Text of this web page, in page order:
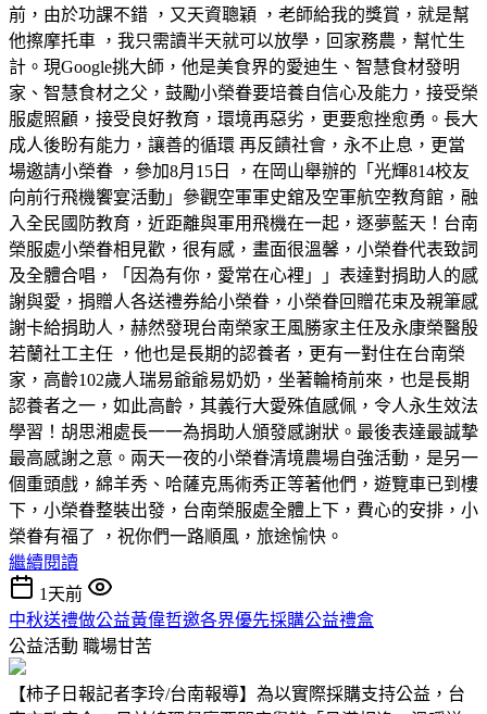
前，由於功課不錯 ，又天資聰穎 ，老師給我的獎賞，就是幫
他擦摩托車 ，我只需讀半天就可以放學，回家務農，幫忙生
計。現Google挑大師，他是美食界的愛迪生、智慧食材發明
家、智慧食材之父，鼓勵小榮眷要培養自信心及能力，接受榮
服處照顧，接受良好教育，環境再惡劣，更要愈挫愈勇。長大
成人後盼有能力，讓善的循環 再反饋社會，永不止息，更當
場邀請小榮眷 ，參加8月15日 ，在岡山舉辦的「光輝814校友
向前行飛機饗宴活動」參觀空軍軍史舘及空軍航空教育館，融
入全民國防教育，近距離與軍用飛機在一起，逐夢藍天！台南
榮服處小榮眷相見歡，很有感，畫面很溫馨，小榮眷代表致詞
及全體合唱，「因為有你，愛常在心裡」」表達對捐助人的感
謝與愛，捐贈人各送禮券給小榮眷，小榮眷回贈花束及親筆感
謝卡給捐助人，赫然發現台南榮家王風勝家主任及永康榮醫殷
若蘭社工主任 ，他也是長期的認養者，更有一對住在台南榮
家，高齡102歲人瑞易爺爺易奶奶，坐著輪椅前來，也是長期
認養者之一，如此高齡，其義行大愛殊值感佩，令人永生效法
學習！胡思湘處長一一為捐助人頒發感謝狀。最後表達最誠摯
最高感謝之意。兩天一夜的小榮眷清境農場自強活動，是另一
個重頭戲，綿羊秀、哈薩克馬術秀正等著他們，遊覽車已到樓
下，小榮眷整裝出發，台南榮服處全體上下，費心的安排，小
榮眷有福了 ，祝你們一路順風，旅途愉快。
繼續閱讀
1天前
中秋送禮做公益黃偉哲邀各界優先採購公益禮盒
公益活動 職場甘苦
【柿子日報記者李玲/台南報導】為以實際採購支持公益，台